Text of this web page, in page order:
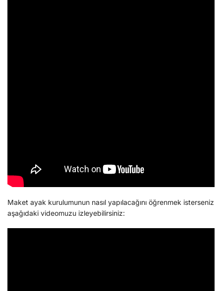
Maket ayak kurulumunun nasıl yapılacağını öğrenmek isterseniz
aşağıdaki videomuzu izleyebilirsiniz: